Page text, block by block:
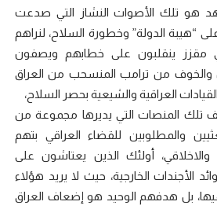
هو تلك الأصوات النشاز التي صدعت
على “هيبة الدولة” وخطورة السلاح، لنراهم
مقزز ينقلبون على خطابهم ويصفون
والخوف من ترامب المنسحب من العراق
العراقية والشيعية بحصر السلاح،
تلك المنصات التي يديرها مجموعة من
والمطلوبين للقضاء العراقي بتهم
والاخلاقي، أولئك الذين يعتاشون على
الأجندات الخارجية، حيث لا يريد هؤلاء
بل هدفهم الوحيد هو إضعاف العراق